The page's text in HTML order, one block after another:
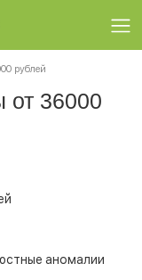
рублей
от 36000
аномалии